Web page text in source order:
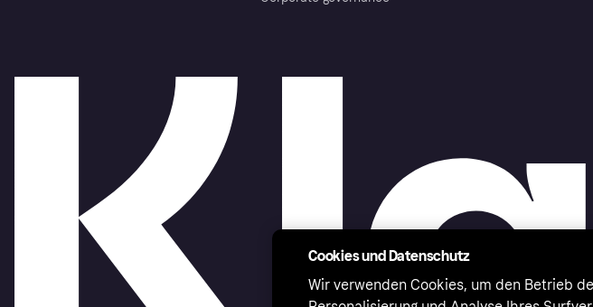
Cookies und Datenschutz
Wir verwenden Cookies, um den Betrieb